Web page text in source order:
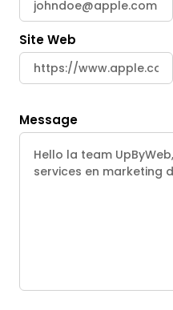
Site Web
Message